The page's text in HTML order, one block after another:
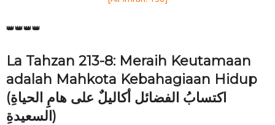
👑👑👑👑
La Tahzan 213-8: Meraih Keutamaan
adalah Mahkota Kebahagiaan Hidup
(اكتسابُ الفضائل أكاليلٌ على هامِ الحياةِ
السعيدةِ)